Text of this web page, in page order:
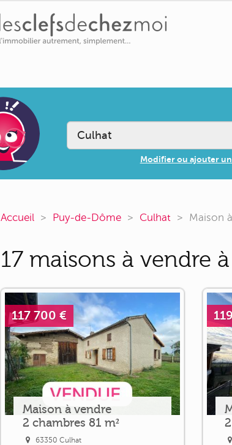
Modifier ou ajouter
Accueil Puy-de-Dôme Culhat Maison
17 maisons à vendre
117 700 €
Maison à vendre
2 chambres 81 m²
63350 Culhat